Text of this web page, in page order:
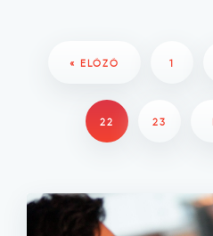
« ELŐZŐ 1
22 23